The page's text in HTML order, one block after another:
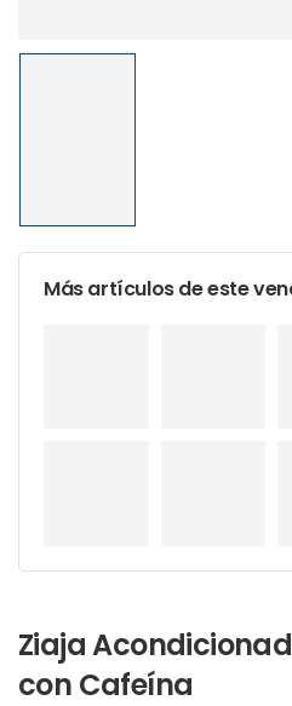
Más artículos de este
Ziaja
con Cafeína